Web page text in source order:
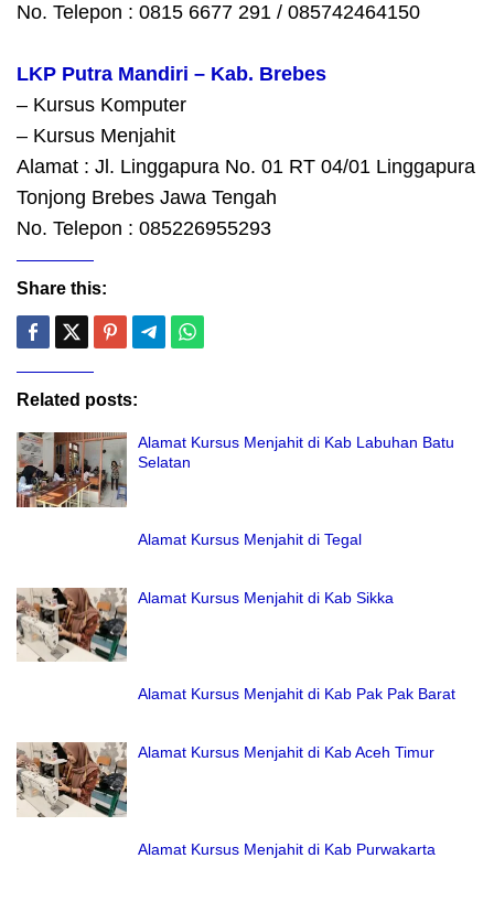
No. Telepon : 0815 6677 291 / 085742464150
LKP Putra Mandiri – Kab. Brebes
– Kursus Komputer
– Kursus Menjahit
Alamat : Jl. Linggapura No. 01 RT 04/01 Linggapura
Tonjong Brebes Jawa Tengah
No. Telepon : 085226955293
Share this:
Related posts:
Alamat Kursus Menjahit di Kab Labuhan Batu
Selatan
Alamat Kursus Menjahit di Tegal
Alamat Kursus Menjahit di Kab Sikka
Alamat Kursus Menjahit di Kab Pak Pak Barat
Alamat Kursus Menjahit di Kab Aceh Timur
Alamat Kursus Menjahit di Kab Purwakarta